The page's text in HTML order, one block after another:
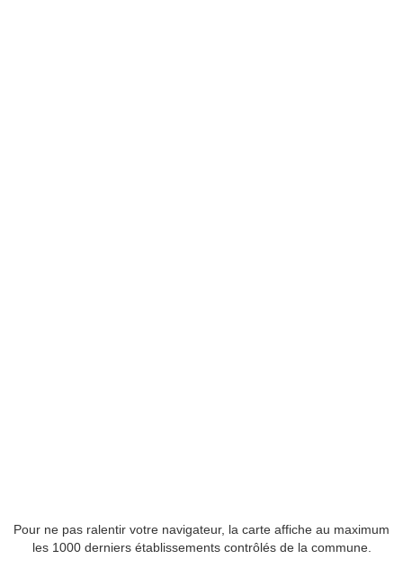
Pour ne pas ralentir votre navigateur, la carte affiche au maximum
les 1000 derniers établissements contrôlés de la commune.